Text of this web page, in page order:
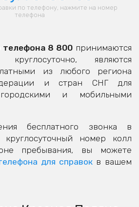
по телефону, нажмите на номер
телефона
телефона 8 800принимаются
являются
из любого региона
и стран СНГ для
и мобильными
бесплатного звонка в
круглосуточный номер колл
пребывания, вы можете
для справокв вашем